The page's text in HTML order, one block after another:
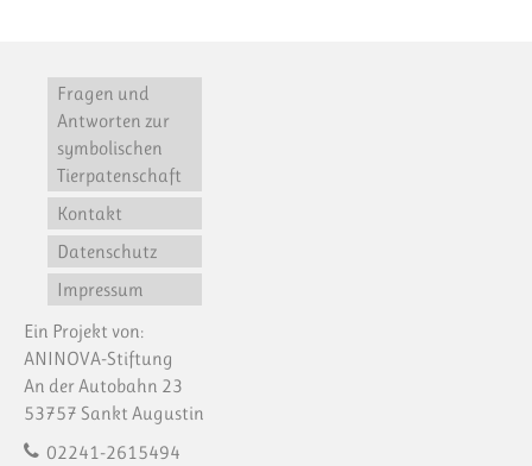
Fragen und
Antworten zur
symbolischen
Tierpatenschaft
Kontakt
Datenschutz
Impressum
Ein Projekt von:
ANINOVA-Stiftung
An der Autobahn 23
53757 Sankt Augustin
02241-2615494